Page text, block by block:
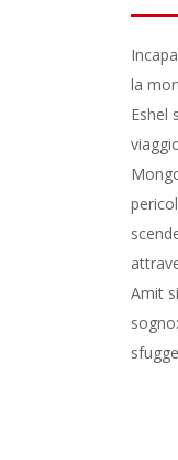
la
Eshel
Amit